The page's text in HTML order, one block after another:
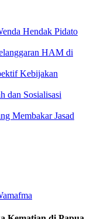
Hendak Pidato
HAM di
Kebijakan
dan Sosialisasi
Membakar Jasad